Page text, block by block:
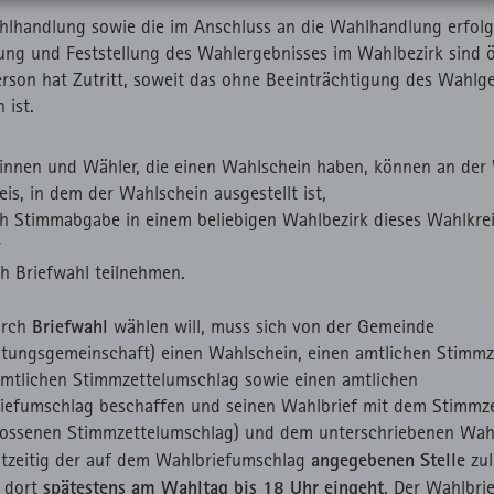
sowie die im Anschluss an die Wahlhandlung
und Feststellung des Wahlergebnisses im Wahlbezirk sind
hat Zutritt, soweit das ohne Beeinträchtigung des
ist.
und Wähler, die einen Wahlschein haben, können an der
in dem der Wahlschein ausgestellt ist,
Stimmabgabe in einem beliebigen Wahlbezirk dieses
Briefwahl teilnehmen.
Briefwahl wählen will, muss sich von der Gemeinde
einen Wahlschein, einen amtlichen
Stimmzettelumschlag sowie einen amtlichen
beschaffen und seinen Wahlbrief mit dem
Stimmzettelumschlag) und dem unterschriebenen
der auf dem Wahlbriefumschlag angegebenen Stelle
dort spätestens am Wahltag bis 18 Uhr eingeht. Der
Verwendung von Readspeaker erforderlichen
Bibliotheken.
Session
Zählt aus lizenzrechtlichen Gründen die
1
die eindeutige Besucher-ID zu speichern.
Monate
Cookie, um vorübergehende Daten des
zu speichern.
30
Minuten
Speichert den Status für die direkte Anzeige
von Readspeaker.
1
Session